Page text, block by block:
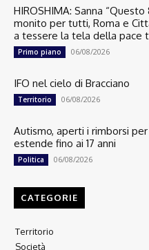
HIROSHIMA: Sanna
monito per tutti, Roma e
a tessere la tela della pace
Primo piano 06/08/2026
IFO nel cielo di Bracciano
Territorio 06/08/2026
Autismo, aperti i rimborsi
estende fino ai 17 anni
Politica 06/08/2026
CATEGORIE
Territorio
Società